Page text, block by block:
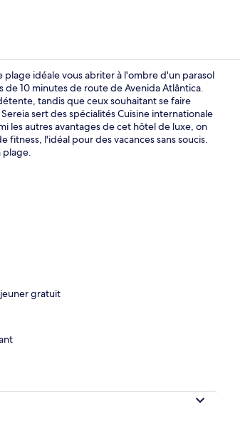
Vue aérienne
plage idéale vous abriter à l'ombre d'un parasol
10 minutes de route de Avenida Atlântica.
tandis que ceux souhaitant se faire
sert des spécialités Cuisine internationale
les autres avantages de cet hôtel de luxe, on
l'idéal pour des vacances sans soucis.
plage.
gratuit